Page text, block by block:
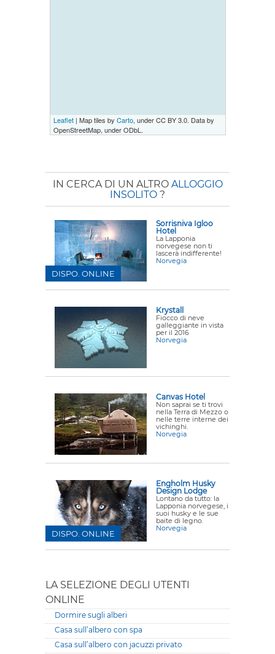
Leaflet| Map tiles by Carto, under CC BY 3.0. Data by
OpenStreetMap, under ODbL.
IN CERCA DI UN ALTRO ALLOGGIO
INSOLITO ?
Sorrisniva Igloo
Hotel
La Lapponia
norvegese non ti
lascerà indifferente!
Norvegia
DISPO. ONLINE
Krystall
Fiocco di neve
galleggiante in vista
per il 2016
Norvegia
Canvas Hotel
Non saprai se ti trovi
nella Terra di Mezzo o
nelle terre interne dei
vichinghi.
Norvegia
Engholm Husky
Design Lodge
Lontano da tutto: la
Lapponia norvegese, i
suoi husky e le sue
baite di legno.
Norvegia
DISPO. ONLINE
LA SELEZIONE DEGLI UTENTI
ONLINE
Dormire sugli alberi
Casa sull’albero con spa
Casa sull’albero con jacuzzi privato